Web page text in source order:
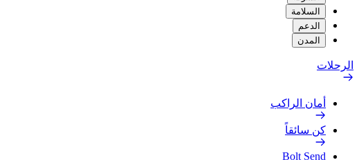
السلامة
الدعم
المدن
الرحلات
أمان الراكب
كن سائقاً
Bolt Send